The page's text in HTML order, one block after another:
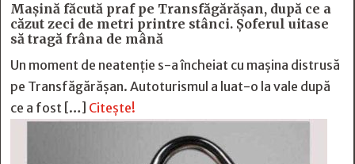
Mașină făcută praf pe Transfăgărășan, după ce a
căzut zeci de metri printre stânci. Șoferul uitase
să tragă frâna de mână
Un moment de neatenție s-a încheiat cu mașina distrusă
pe Transfăgărășan. Autoturismul a luat-o la vale după
ce a fost […] Citește!